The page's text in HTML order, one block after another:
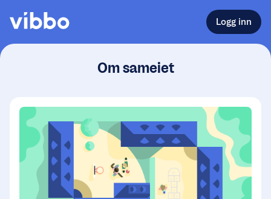
Logg inn
Om sameiet